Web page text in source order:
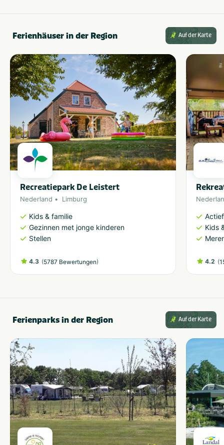
Snackbar en/of
Winkel (< 100m)
Ferienhäuser in der Region Auf der Karte
Recreatiepark De Leistert
Nederland Limburg
Kids & familie
Gezinnen met jonge kinderen
Stellen
4.3 (5787 Bewertungen)
Kids
4.2 (
Ferienparks in der Region Auf der Karte